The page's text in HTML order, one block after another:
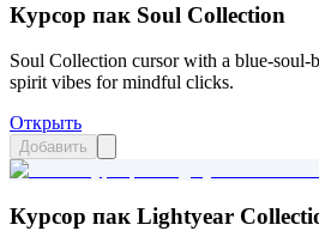
Курсор пак Soul Collection
Soul Collection cursor with a blue-soul-
spirit vibes for mindful clicks.
Открыть
Добавить
Курсор пак Lightyear